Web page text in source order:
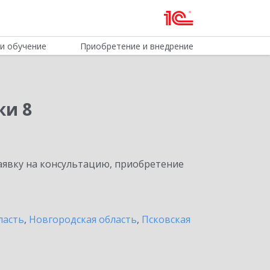
обучение Приобретение и внедрение
8
на консультацию, приобретение
, Новгородская область, Псковская